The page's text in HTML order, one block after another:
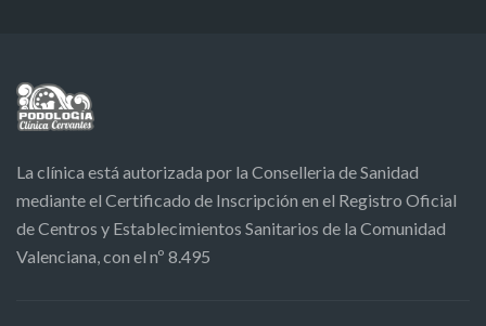
La clínica está autorizada por la Conselleria de Sanidad
mediante el Certificado de Inscripción en el Registro Oficial
de Centros y Establecimientos Sanitarios de la Comunidad
Valenciana, con el nº 8.495